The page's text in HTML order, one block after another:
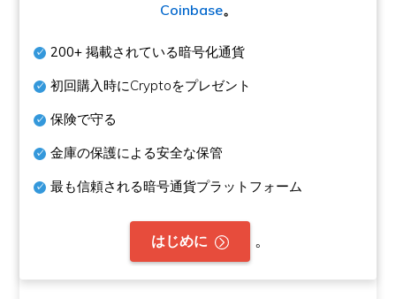
Coinbase。
200+ 掲載されている暗号化通貨
初回購入時にCryptoをプレゼント
保険で守る
金庫の保護による安全な保管
最も信頼される暗号通貨プラットフォーム
はじめに 。